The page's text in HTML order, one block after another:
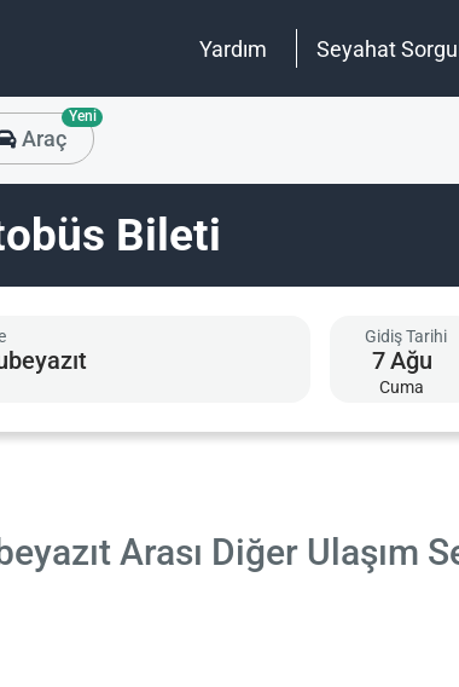
Yardım Seyahat
Araç
Yeni
Bileti
Gidiş Tarihi
7Ağu
Cuma
Arası Diğer Ulaşım